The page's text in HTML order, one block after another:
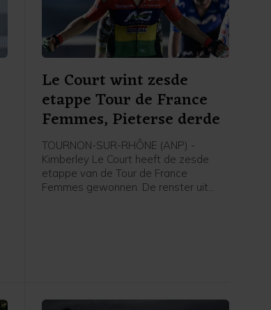
Le Court wint zesde
etappe Tour de France
Femmes, Pieterse derde
TOURNON-SUR-RHÔNE (ANP) -
Kimberley Le Court heeft de zesde
etappe van de Tour de France
Femmes gewonnen. De renster uit